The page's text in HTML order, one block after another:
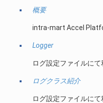
概要
intra-mart Accel
Logger
ログ設定ファイルにて
ログクラス紹介
ログ設定ファイルにて